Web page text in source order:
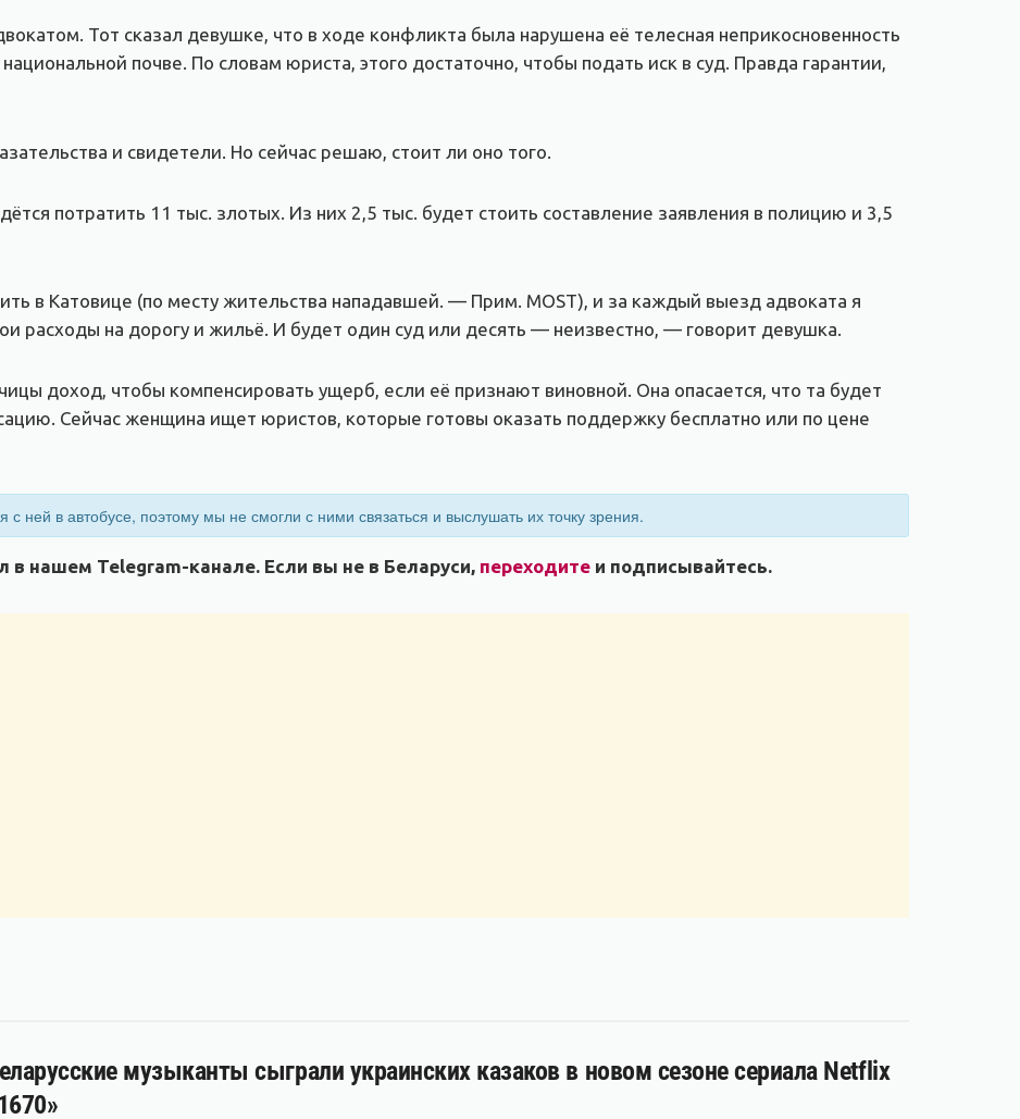
Тот сказал девушке, что в ходе конфликта была нарушена её телесная неприкосновенность
почве. По словам юриста, этого достаточно, чтобы подать иск в суд. Правда гарантии,
и свидетели. Но сейчас решаю, стоит ли оно того.
потратить 11 тыс. злотых. Из них 2,5 тыс. будет стоить составление заявления в полицию и 3,5
в Катовице (по месту жительства нападавшей. — Прим. MOST), и за каждый выезд адвоката я
расходы на дорогу и жильё. И будет один суд или десять — неизвестно, — говорит девушка.
доход, чтобы компенсировать ущерб, если её признают виновной. Она опасается, что та будет
Сейчас женщина ищет юристов, которые готовы оказать поддержку бесплатно или по цене
ней в автобусе, поэтому мы не смогли с ними связаться и выслушать их точку зрения.
нашем Telegram-канале. Если вы не в Беларуси, переходите и подписывайтесь.
музыканты сыграли украинских казаков в новом сезоне сериала Netflix